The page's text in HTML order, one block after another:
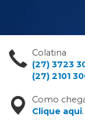
Colatina
(27) 3723
(27) 2101
Como
Clique aqui.